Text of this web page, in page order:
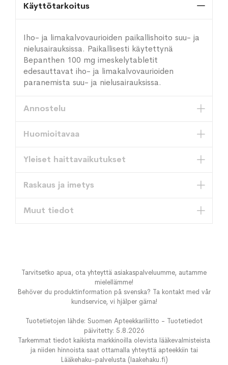
Käyttötarkoitus
Iho- ja limakalvovaurioiden paikallishoito suu- ja
nielusairauksissa. Paikallisesti käytettynä
Bepanthen 100 mg imeskelytabletit
edesauttavat iho- ja limakalvovaurioiden
paranemista suu- ja nielusairauksissa.
Annostelu
Huomioitavaa
Yleiset haittavaikutukset
Raskaus ja imetys
Muut tiedot
Tarvitsetko apua, ota yhteyttä asiakaspalveluumme, autamme
mielellämme!
Behöver du produktinformation på svenska? Ta kontakt med vår
kundservice, vi hjälper gärna!
Tuotetietojen lähde: Suomen Apteekkariliitto - Tuotetiedot
päivitetty: 5.8.2026
Tarkemmat tiedot kaikista markkinoilla olevista lääkevalmisteista
ja niiden hinnoista saat ottamalla yhteyttä apteekkiin tai
Lääkehaku-palvelusta (laakehaku.fi)